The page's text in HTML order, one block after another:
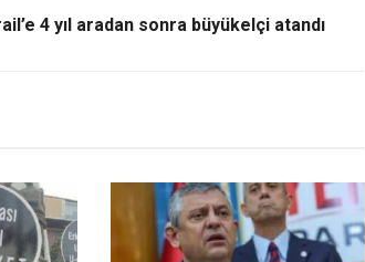
4 yıl aradan sonra büyükelçi atandı